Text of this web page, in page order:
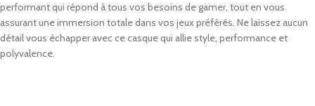
performant qui répond à tous vos besoins de gamer, tout en vous
assurant une immersion totale dans vos jeux préférés. Ne laissez aucun
détail vous échapper avec ce casque qui allie style, performance et
polyvalence.